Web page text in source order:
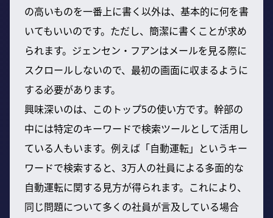
の高いものを一番上に書く以外は、基本的に何を書
いてもいいのです。ただし、簡潔に書くことが求め
られます。ジェンセン・フアンはメールを見る際に
スクロールしないので、最初の画面に収まるように
する必要があります。
興味深いのは、このトップ5の使い方です。幹部の
中には特定のキーワードで検索ツールとして活用し
ている人もいます。例えば「自動運転」というキー
ワードで検索すると、3万人の社員による多面的な
自動運転に関する見方が得られます。これにより、
同じ問題について多くの社員が言及している場合